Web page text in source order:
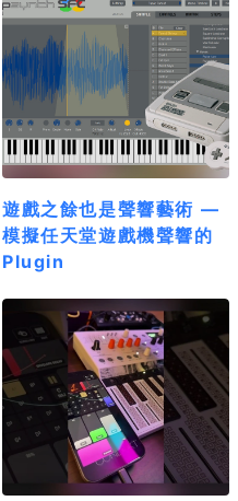
遊戲之餘也是聲響藝術 —
模擬任天堂遊戲機聲響的
Plugin